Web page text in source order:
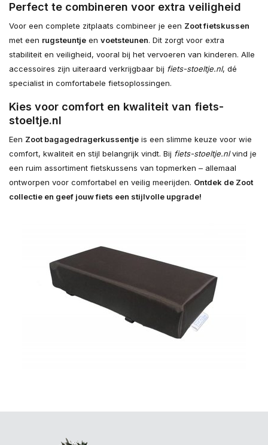
Perfect te combineren voor extra veiligheid
Voor een complete zitplaats combineer je een Zoot fietskussen
met een rugsteuntje en voetsteunen. Dit zorgt voor extra
stabiliteit en veiligheid, vooral bij het vervoeren van kinderen. Alle
accessoires zijn uiteraard verkrijgbaar bij fiets-stoeltje.nl, dé
specialist in comfortabele fietsoplossingen.
Kies voor comfort en kwaliteit van fiets-
stoeltje.nl
Een Zoot bagagedragerkussentje is een slimme keuze voor wie
comfort, kwaliteit en stijl belangrijk vindt. Bij fiets-stoeltje.nlvind je
een ruim assortiment fietskussens van topmerken – allemaal
ontworpen voor comfortabel en veilig meerijden. Ontdek de Zoot
collectie en geef jouw fiets een stijlvolle upgrade!